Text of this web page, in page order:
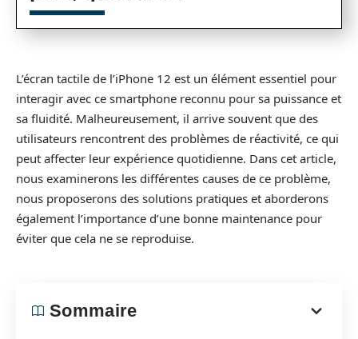
L’écran tactile de l’iPhone 12 est un élément essentiel pour
interagir avec ce smartphone reconnu pour sa puissance et
sa fluidité. Malheureusement, il arrive souvent que des
utilisateurs rencontrent des problèmes de réactivité, ce qui
peut affecter leur expérience quotidienne. Dans cet article,
nous examinerons les différentes causes de ce problème,
nous proposerons des solutions pratiques et aborderons
également l’importance d’une bonne maintenance pour
éviter que cela ne se reproduise.
Sommaire